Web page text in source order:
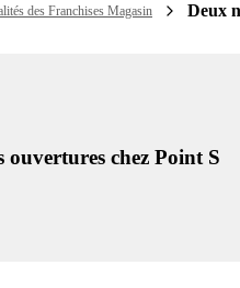
des Franchises Magasin Deux
ouvertures chez Point S